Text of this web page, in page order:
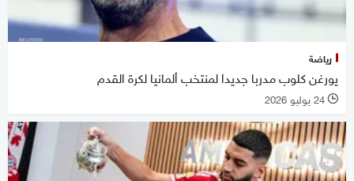
رياضة
يورغن كلوب مدربا جديدا لمنتخب ألمانيا لكرة القدم
l 24 يوليو 2026